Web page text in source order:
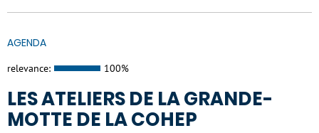
AGENDA
relevance: 100%
LES ATELIERS DE LA GRANDE-
MOTTE DE LA COHEP